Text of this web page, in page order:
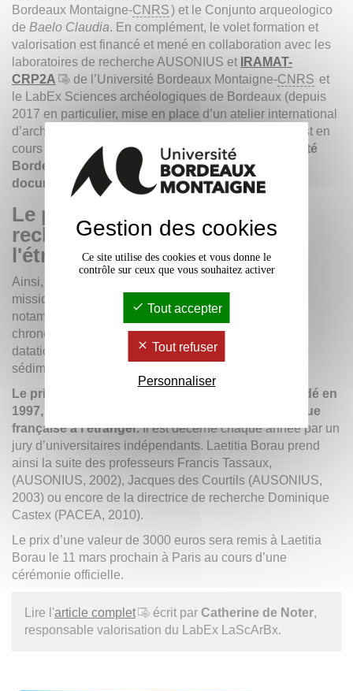
Bordeaux Montaigne-CNRS) et le Conjunto arqueologico
de Baelo Claudia. En complément, le volet formation et
valorisation est financé et mené en collaboration avec les
laboratoires de recherche AUSONIUS et
IRAMAT-
CRP2A
de l’Université Bordeaux Montaigne-CNRS et
le LabEx Sciences archéologiques de Bordeaux (depuis
2017 en particulier, mise en place d’un atelier international
d’archéologie
et une nouvelle collaboration est en
cours avec
le département de cinéma de l’Université
Bordeaux Montaigne pour la réalisation d’un
documentaire.
Le prix Clio récompense la
recherche archéologique à
l'étranger
Ainsi, chaque année, le prix Clio récompense quatre
missions archéologiques. L’obtention du 2
notamment permettre à Laetitia Borau d’affiner la
chronologie du réseau hydraulique en finançant des
datations au Carbone 14 de charbons inclus dans les
sédiments et les mortiers.
Le prix Clio pour la recherche archéologique, fondé en
1997, vise à encourager la recherche archéologique
française à l’étranger.Il est décerné chaque année par un
jury d’universitaires indépendants. Laetitia Borau prend
ainsi la suite des professeurs Francis Tassaux,
(AUSONIUS, 2002), Jacques des Courtils (AUSONIUS,
2003) ou encore de la directrice de recherche Dominique
Castex (PACEA, 2010).
Le prix d’une valeur de 3000 euros sera remis à Laetitia
Borau le 11 mars prochain à Paris au cours d’une
cérémonie officielle.
Lire l'article complet écrit par Catherine de Noter,
responsable valorisation du LabEx LaScArBx.
Gestion des cookies
Ce site utilise des cookies et vous donne le
contrôle sur ceux que vous souhaitez activer
Tout accepter
Tout refuser
Personnaliser